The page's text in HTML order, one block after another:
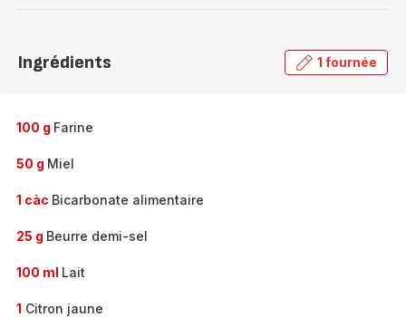
gamme
Ingrédients 1 fournée
100 g Farine
50 g Miel
1 càc Bicarbonate alimentaire
25 g Beurre demi-sel
100 ml Lait
1 Citron jaune